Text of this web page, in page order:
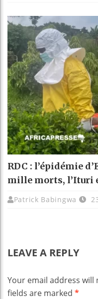
RDC : l’épidémie
mille morts, l’Ituri
Patrick Babingwa
LEAVE A REPLY
Your email address will
fields are marked *